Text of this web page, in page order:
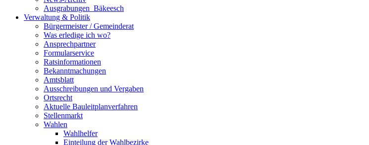
Ausgrabungen_Bäkeesch
Verwaltung & Politik
Bürgermeister / Gemeinderat
Was erledige ich wo?
Ansprechpartner
Formularservice
Ratsinformationen
Bekanntmachungen
Amtsblatt
Ausschreibungen und Vergaben
Ortsrecht
Aktuelle Bauleitplanverfahren
Stellenmarkt
Wahlen
Wahlhelfer
Einteilung der Wahlbezirke